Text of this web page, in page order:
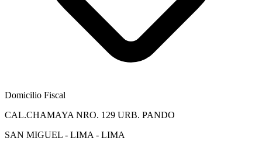
Domicilio Fiscal
CAL.CHAMAYA NRO. 129 URB. PANDO
SAN MIGUEL - LIMA - LIMA